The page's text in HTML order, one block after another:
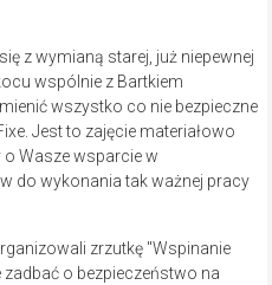
z wymianą starej, już niepewnej
wspólnie z Bartkiem
wszystko co nie bezpieczne
Jest to zajęcie materiałowo
Wasze wsparcie w
do wykonania tak ważnej pracy